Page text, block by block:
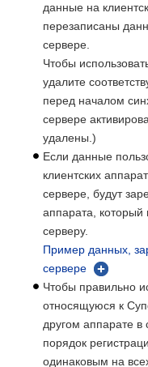
данные на
перезаписаны
сервере.
Чтобы
удалите
перед началом
сервере
удалены.)
Если данные
клиентских
сервере, будут
аппарата, который
серверу.
Пример данных,
сервере
Чтобы правильно
относящуюся к
другом аппарате в
порядок
одинаковым на